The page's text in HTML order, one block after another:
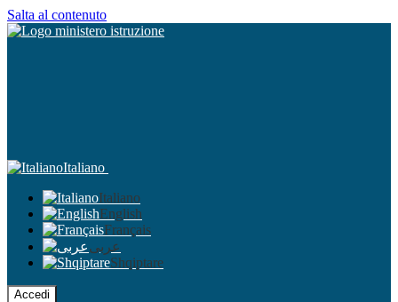
Salta al contenuto
Italiano
Italiano
English
Français
عربى
Shqiptare
Accedi